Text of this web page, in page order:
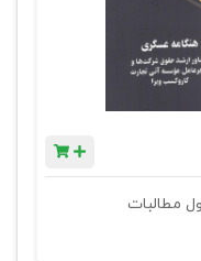
مطالبات